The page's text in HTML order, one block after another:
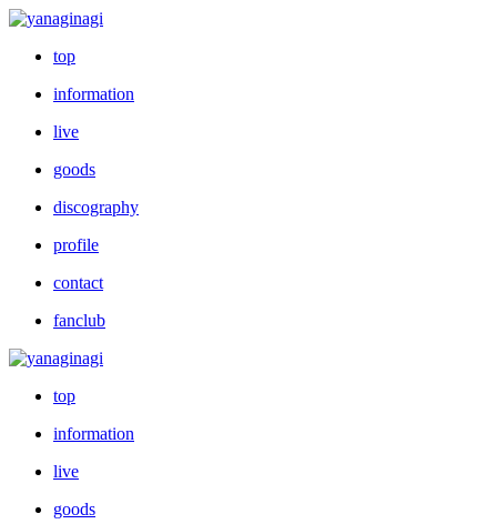
top
information
live
goods
discography
profile
contact
fanclub
top
information
live
goods